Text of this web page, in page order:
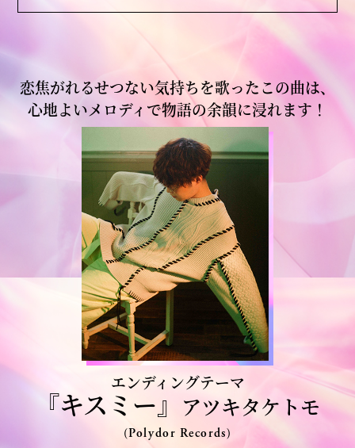
番組概要
恋焦がれるせつない気持ちを歌ったこの曲は、
心地よいメロディで物語の余韻に浸れます！
エンディングテーマ
『キスミー』 アツキタケトモ
(Polydor Records)